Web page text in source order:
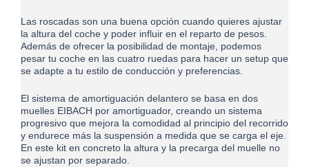
Las roscadas son una buena opción cuando quieres ajustar
la altura del coche y poder influir en el reparto de pesos.
Además de ofrecer la posibilidad de montaje, podemos
pesar tu coche en las cuatro ruedas para hacer un setup que
se adapte a tu estilo de conducción y preferencias.
El sistema de amortiguación delantero se basa en dos
muelles EIBACH por amortiguador, creando un sistema
progresivo que mejora la comodidad al principio del recorrido
y endurece más la suspensión a medida que se carga el eje.
En este kit en concreto la altura y la precarga del muelle no
se ajustan por separado.